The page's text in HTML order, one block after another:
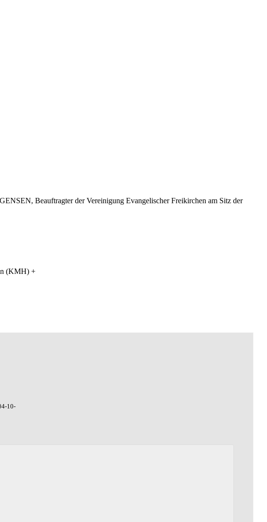
Beauftragter der Vereinigung Evangelischer Freikirchen am Sitz der
(KMH) +
10-